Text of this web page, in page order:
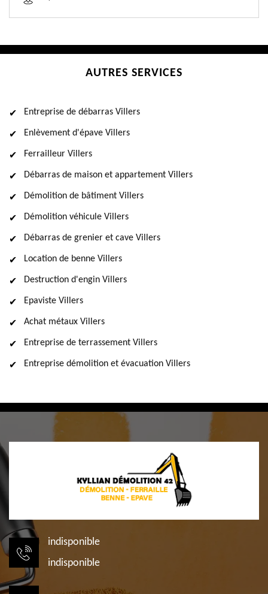
AUTRES SERVICES
Entreprise de débarras Villers
Enlèvement d'épave Villers
Ferrailleur Villers
Débarras de maison et appartement Villers
Démolition de bâtiment Villers
Démolition véhicule Villers
Débarras de grenier et cave Villers
Location de benne Villers
Destruction d'engin Villers
Epaviste Villers
Achat métaux Villers
Entreprise de terrassement Villers
Entreprise démolition et évacuation Villers
indisponible
indisponible